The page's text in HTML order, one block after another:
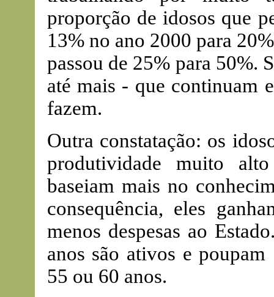
proporção de idosos que
13% no ano 2000 para
passou de 25% para 50%.
até mais - que continuam
fazem.
Outra constatação: os
produtividade muito
baseiam mais no
consequência, eles
menos despesas ao
anos são ativos e
55 ou 60 anos.